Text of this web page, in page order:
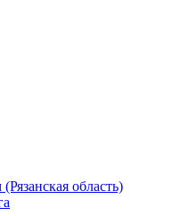
область)